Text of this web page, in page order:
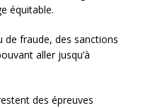
équitable.
de fraude, des sanctions
aller jusqu’à
des épreuves